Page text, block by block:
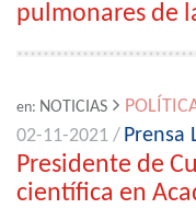
pulmonares de
en: NOTICIAS
02-11-2021 / Prensa
Presidente de
científica en